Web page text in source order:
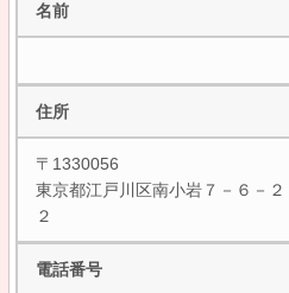
名前
住所
〒1330056
東京都江戸川区南小岩７－６－
２
電話番号